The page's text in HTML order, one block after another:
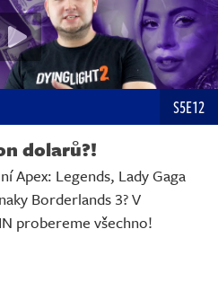
S5E12
dolarů?!
Apex: Legends, Lady Gaga
Borderlands 3? V
probereme všechno!